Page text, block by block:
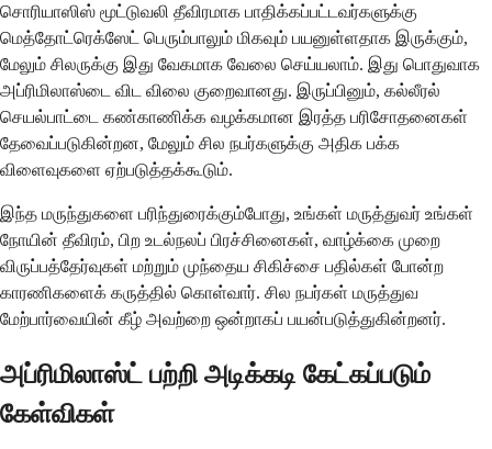
சொரியாஸிஸ் மூட்டுவலி தீவிரமாக பாதிக்கப்பட்டவர்களுக்கு
மெத்தோட்ரெக்ஸேட் பெரும்பாலும் மிகவும் பயனுள்ளதாக இருக்கும்,
மேலும் சிலருக்கு இது வேகமாக வேலை செய்யலாம். இது பொதுவாக
அப்ரிமிலாஸ்டை விட விலை குறைவானது. இருப்பினும், கல்லீரல்
செயல்பாட்டை கண்காணிக்க வழக்கமான இரத்த பரிசோதனைகள்
தேவைப்படுகின்றன, மேலும் சில நபர்களுக்கு அதிக பக்க
விளைவுகளை ஏற்படுத்தக்கூடும்.
இந்த மருந்துகளை பரிந்துரைக்கும்போது, உங்கள் மருத்துவர் உங்கள்
நோயின் தீவிரம், பிற உடல்நலப் பிரச்சினைகள், வாழ்க்கை முறை
விருப்பத்தேர்வுகள் மற்றும் முந்தைய சிகிச்சை பதில்கள் போன்ற
காரணிகளைக் கருத்தில் கொள்வார். சில நபர்கள் மருத்துவ
மேற்பார்வையின் கீழ் அவற்றை ஒன்றாகப் பயன்படுத்துகின்றனர்.
அப்ரிமிலாஸ்ட் பற்றி அடிக்கடி கேட்கப்படும்
கேள்விகள்